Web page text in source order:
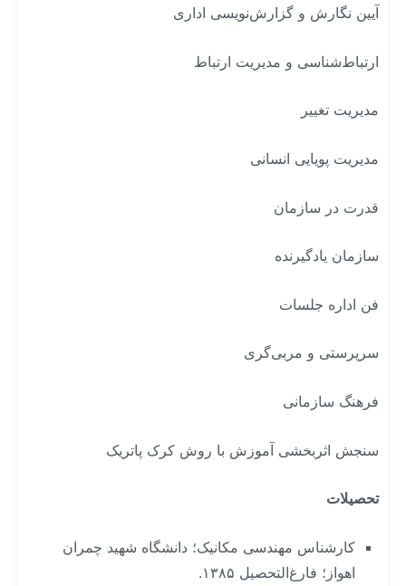
آیین نگارش و گزارش‌نویسی اداری
ارتباط‌شناسی و مدیریت ارتباط
مدیریت تغییر
مدیریت پویایی انسانی
قدرت در سازمان
سازمان یادگیرنده
فن اداره جلسات
سرپرستی و مربی‌گری
فرهنگ سازمانی
سنجش اثربخشی آموزش با روش کرک پاتریک
تحصیلات
کارشناس مهندسی مکانیک؛ دانشگاه شهید چمران
اهواز؛ فارغ‌التحصیل ۱۳۸۵.